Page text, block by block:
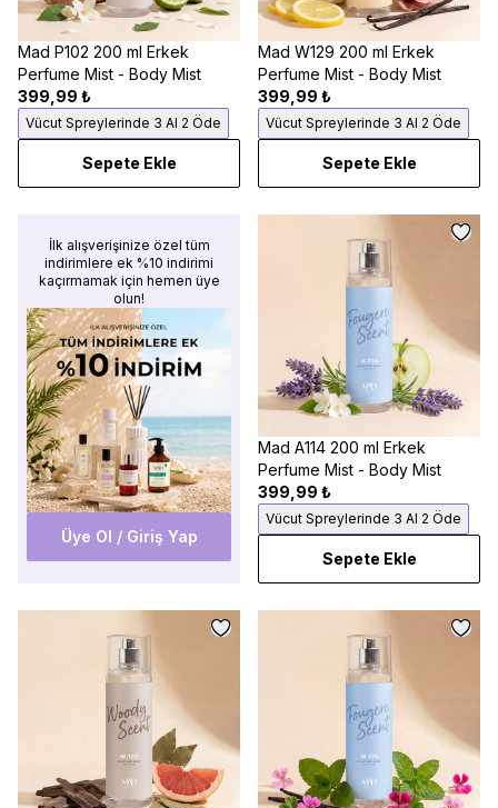
Mad P102 200 ml Erkek
Perfume Mist - Body Mist
399,99 ₺
Vücut Spreylerinde 3 Al 2 Öde
Sepete Ekle
Mad W129 200 ml Erkek
Perfume Mist - Body Mist
399,99 ₺
Vücut Spreylerinde 3 Al 2 Öde
Sepete Ekle
Mad A114 200 ml Erkek
Perfume Mist - Body Mist
399,99 ₺
Vücut Spreylerinde 3 Al 2 Öde
Sepete Ekle
İlk alışverişinize özel tüm
indirimlere ek %10 indirimi
kaçırmamak için hemen üye
olun!
Üye Ol / Giriş Yap